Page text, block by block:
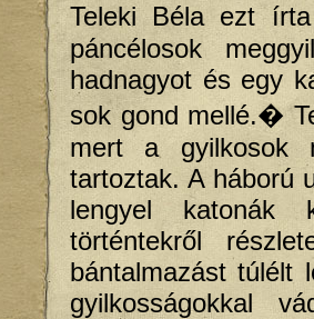
Teleki Béla ezt
páncélosok
hadnagyot és egy
sok gond mellé.�
mert a gyilkosok
tartoztak. A háború
lengyel katonák
történtekről
bántalmazást túlélt
gyilkosságokkal